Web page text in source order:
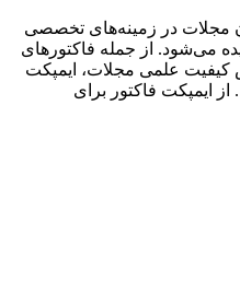
مجلات در زمینه‌های تخصصی
می‌شود. از جمله فاکتورهای
علمی مجلات، ایمپکت
ایمپکت فاکتور برای